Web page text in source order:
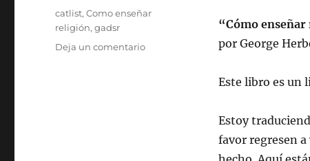
“Cómo
por George
Este libro es un
Estoy
favor regresen
Etiquetas
catlist,Como enseñar
religión,gadsr
Deja un comentarioen